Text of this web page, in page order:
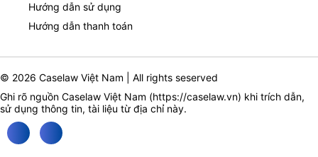
Hướng dẫn sử dụng
Hướng dẫn thanh toán
© 2026 Caselaw Việt Nam | All rights seserved
Ghi rõ nguồn Caselaw Việt Nam (https://caselaw.vn) khi trích dẫn,
sử dụng thông tin, tài liệu từ địa chỉ này.